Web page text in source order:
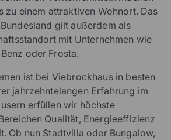
zu einem attraktiven Wohnort. Das
gilt außerdem als
mit Unternehmen wie
oder Frosta.
ist bei Viebrockhaus in besten
jahrzehntelangen Erfahrung im
erfüllen wir höchste
Qualität, Energieeffizienz
Ob nun Stadtvilla oder Bungalow,